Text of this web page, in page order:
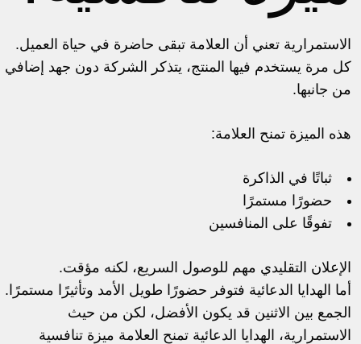
الاستمرارية تعني أن العلامة تبقى حاضرة في حياة العميل.
كل مرة يستخدم فيها المنتج، يتذكر الشركة دون جهد إضافي
من جانبها.
هذه الميزة تمنح العلامة:
ثباتًا في الذاكرة
حضورًا مستمرًا
تفوقًا على المنافسين
الإعلان التقليدي مهم للوصول السريع، لكنه مؤقت.
أما الهدايا الدعائية فتوفر حضورًا طويل الأمد وتأثيرًا مستمرًا.
الجمع بين الاثنين قد يكون الأفضل، لكن من حيث
الاستمرارية، الهدايا الدعائية تمنح العلامة ميزة تنافسية